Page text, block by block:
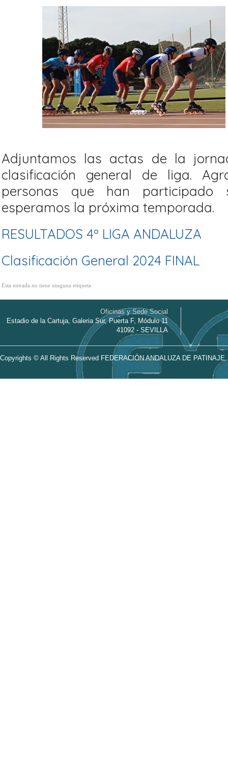
Adjuntamos las actas de la
clasificación general de liga.
personas que han
esperamos la próxima temporada.
RESULTADOS 4º LIGA ANDALUZA
Clasificación General 2024 FINAL
Esta entrada no tiene ninguna etiqueta
Oficinas y Sede Social
Estadio de la Cartuja, Galeria Sur, Puerta F, Módulo 11
41092 - SEVILLA
Copyrights © All Rights Reserved FEDERACIÓN ANDALUZA DE PATINAJE